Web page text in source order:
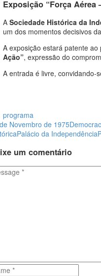
Exposição “Força Aérea
A Sociedade Histórica da
um dos momentos decisivos
A exposição estará patente ao
Ação”, expressão do
A entrada é livre, convidando-
programa
Novembro de 1975
Palácio da Independência
um comentário